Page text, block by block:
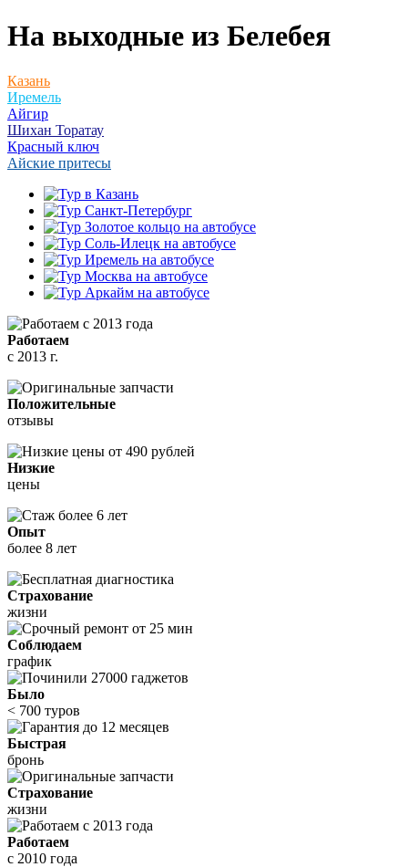
На выходные из Белебея
Казань
Иремель
Айгир
Шихан Торатау
Красный ключ
Айские притесы
Работаем
с 2013 г.
Положительные
отзывы
Низкие
цены
Опыт
более 8 лет
Страхование
жизни
Соблюдаем
график
Было
< 700 туров
Быстрая
бронь
Страхование
жизни
Работаем
с 2010 года